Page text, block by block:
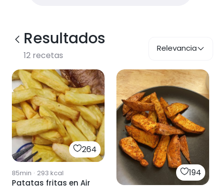
Resultados
12 recetas
Relevancia
264
85min · 293 kcal
Patatas fritas en Air
194